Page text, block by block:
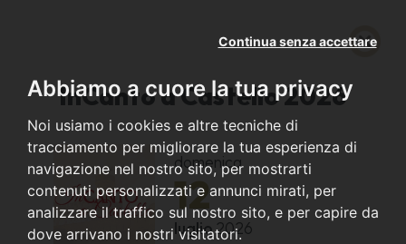
Abbiamo a cuore la tua privacy
Noi usiamo i cookies e altre tecniche di
tracciamento per migliorare la tua esperienza di
navigazione nel nostro sito, per mostrarti
contenuti personalizzati e annunci mirati, per
analizzare il traffico sul nostro sito, e per capire da
dove arrivano i nostri visitatori.
Continua senza accettare
InCanto a Castello 2026
domenica
12
luglio2026